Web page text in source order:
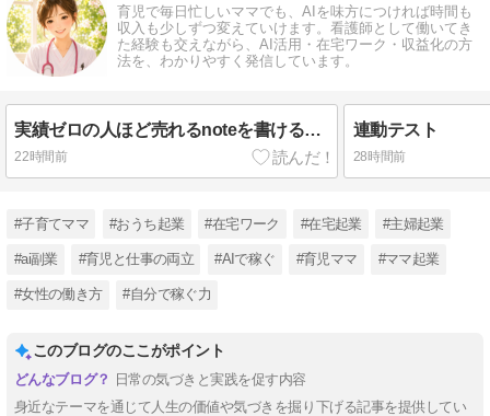
育児で毎日忙しいママでも、AIを味方につければ時間も
収入も少しずつ変えていけます。看護師として働いてき
た経験も交えながら、AI活用・在宅ワーク・収益化の方
法を、わかりやすく発信しています。
実績ゼロの人ほど売れるnoteを書ける禁断法
22時間前
連動テスト
28時間前
#子育てママ #おうち起業 #在宅ワーク #在宅起業 #主婦起業
#ai副業 #育児と仕事の両立 #AIで稼ぐ #育児ママ #ママ起業
#女性の働き方 #自分で稼ぐ力
このブログのここがポイント
日常の気づきと実践を促す内容
身近なテーマを通じて人生の価値や気づきを掘り下げる記事を提供してい